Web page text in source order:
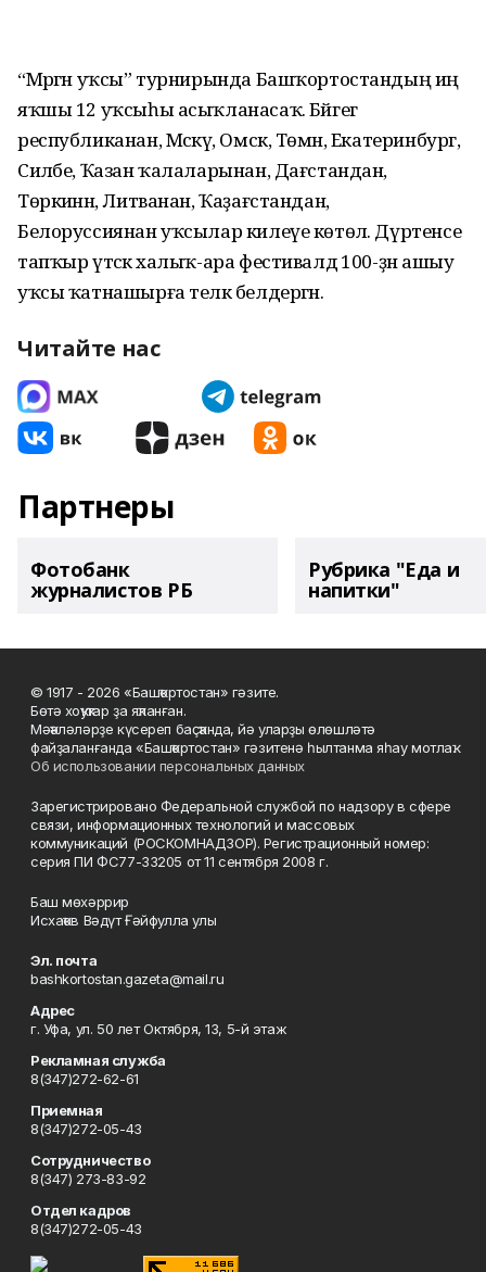
“Мәргән уҡсы” турнирында Башҡортостандың иң
яҡшы 12 уҡсыһы асыҡланасаҡ. Бәйгегә
республиканан, Мәскәү, Омск, Төмән, Екатеринбург,
Силәбе, Ҡазан ҡалаларынан, Дағстандан,
Төркиәнән, Литванан, Ҡаҙағстандан,
Белоруссиянан уҡсылар килеүе көтөлә. Дүртенсе
тапҡыр үтәсәк халыҡ-ара фестивалдә 100-ҙән ашыу
уҡсы ҡатнашырға теләк белдергән.
Читайте нас
Партнеры
Фотобанк
журналистов РБ
Рубрика "Еда и
напитки"
© 1917 - 2026 «Башҡортостан» гәзите.
Бөтә хоҡуҡтар ҙа яҡланған.
Мәҡәләләрҙе күсереп баҫҡанда, йә уларҙы өлөшләтә
файҙаланғанда «Башҡортостан» гәзитенә һылтанма яһау мотлаҡ.
Об использовании персональных данных
Зарегистрировано Федеральной службой по надзору в сфере
связи, информационных технологий и массовых
коммуникаций (РОСКОМНАДЗОР). Регистрационный номер:
серия ПИ ФС77-33205 от 11 сентября 2008 г.
Баш мөхәррир
Исхаҡов Вәдүт Ғәйфулла улы
Эл. почта
bashkortostan.gazeta@mail.ru
Адрес
г. Уфа, ул. 50 лет Октября, 13, 5-й этаж
Рекламная служба
8(347)272-62-61
Приемная
8(347)272-05-43
Сотрудничество
8(347) 273-83-92
Отдел кадров
8(347)272-05-43